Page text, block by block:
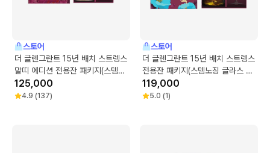
스토어
더 글렌그란트 15년 배치 스트렝스
말띠 에디션 전용잔 패키지(스템노
징 글라스 2개)
125,000
4.9 (137)
스토어
더 글렌그란트 15년 배치 스트렝스
전용잔 패키지(스템노징 글라스 2
개)
119,000
5.0 (1)